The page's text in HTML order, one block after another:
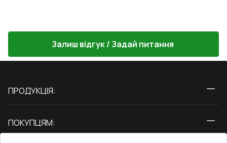
Залиш відгук / Задай питання
ПРОДУКЦІЯ:
Двері
ПОКУПЦЯМ: